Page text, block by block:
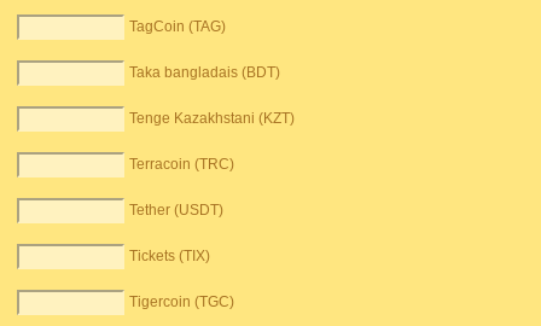
TagCoin (TAG)
Taka bangladais (BDT)
Tenge Kazakhstani (KZT)
Terracoin (TRC)
Tether (USDT)
Tickets (TIX)
Tigercoin (TGC)